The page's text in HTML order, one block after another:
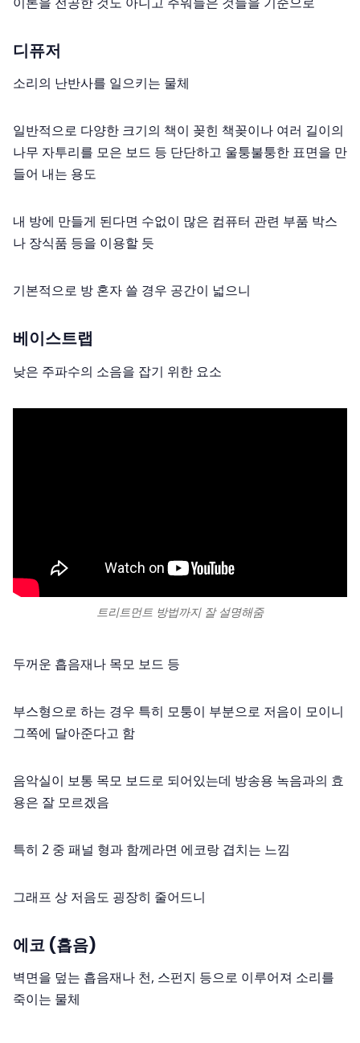
디퓨저
소리의 난반사를 일으키는 물체
일반적으로 다양한 크기의 책이 꽂힌 책꽂이나 여러 길이의
나무 자투리를 모은 보드 등 단단하고 울퉁불퉁한 표면을 만
들어 내는 용도
내 방에 만들게 된다면 수없이 많은 컴퓨터 관련 부품 박스
나 장식품 등을 이용할 듯
기본적으로 방 혼자 쓸 경우 공간이 넓으니
베이스트랩
낮은 주파수의 소음을 잡기 위한 요소
트리트먼트 방법까지 잘 설명해줌
두꺼운 흡음재나 목모 보드 등
부스형으로 하는 경우 특히 모퉁이 부분으로 저음이 모이니
그쪽에 달아준다고 함
음악실이 보통 목모 보드로 되어있는데 방송용 녹음과의 효
용은 잘 모르겠음
특히 2 중 패널 형과 함께라면 에코랑 겹치는 느낌
그래프 상 저음도 굉장히 줄어드니
에코 (흡음)
벽면을 덮는 흡음재나 천, 스펀지 등으로 이루어져 소리를
죽이는 물체